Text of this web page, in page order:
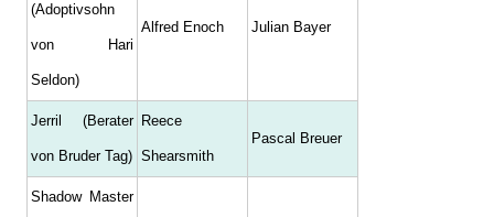
(Adoptivsohn
von Hari
Seldon)
Alfred Enoch Julian Bayer
Jerril (Berater
von Bruder Tag)
Reece
Shearsmith
Pascal Breuer
Shadow Master